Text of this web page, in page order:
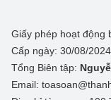
Giấy phép hoạt động
Cấp ngày: 30/08/
Tổng Biên tập:
Email: